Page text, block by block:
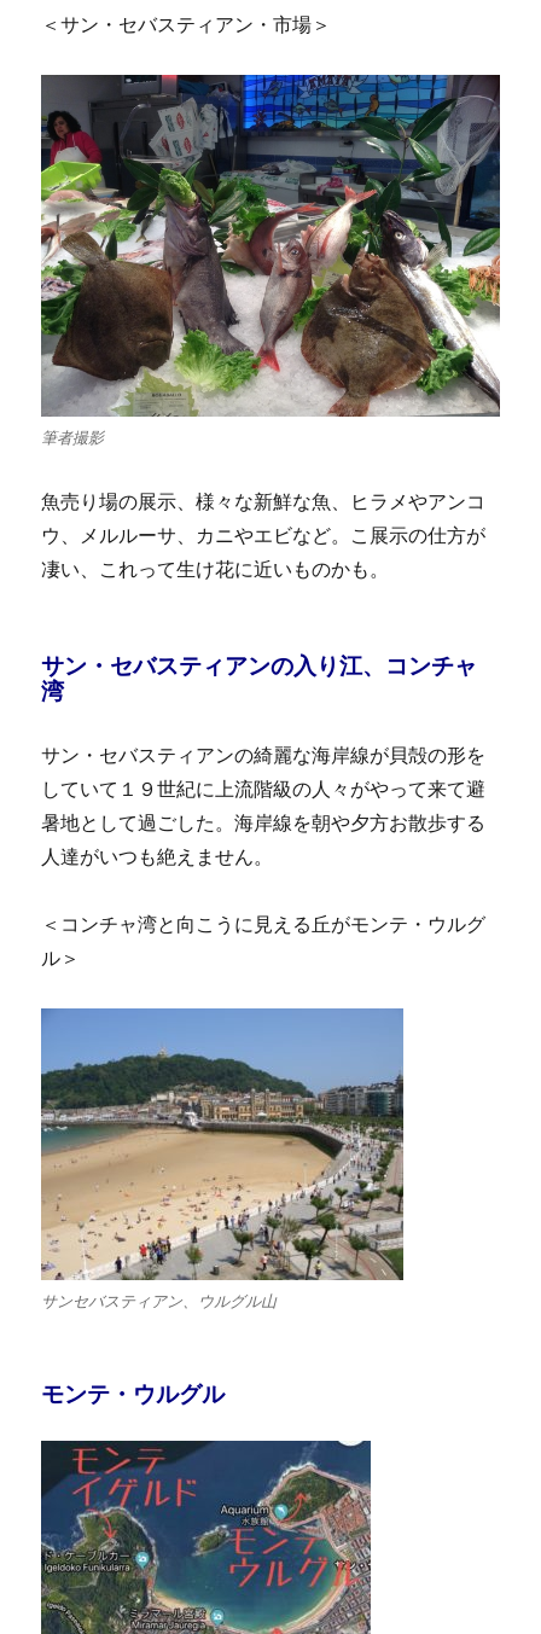
＜サン・セバスティアン・市場＞
筆者撮影
魚売り場の展示、様々な新鮮な魚、ヒラメやアンコ
ウ、メルルーサ、カニやエビなど。こ展示の仕方が
凄い、これって生け花に近いものかも。
サン・セバスティアンの入り江、コンチャ
湾
サン・セバスティアンの綺麗な海岸線が貝殻の形を
していて１９世紀に上流階級の人々がやって来て避
暑地として過ごした。海岸線を朝や夕方お散歩する
人達がいつも絶えません。
＜コンチャ湾と向こうに見える丘がモンテ・ウルグ
ル＞
サンセバスティアン、ウルグル山
モンテ・ウルグル